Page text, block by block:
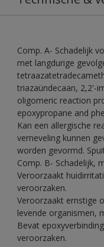
Comp. A- Schadelijk
met langdurige
triazaündecaan, 2,2'-
oligomeric reaction
epoxypropane and
Kan een allergische
verneveling kunnen
worden gevormd.
Comp. B- Schadelijk,
Veroorzaakt
veroorzaken.
Veroorzaakt ernstige
levende organismen,
Bevat
veroorzaken.